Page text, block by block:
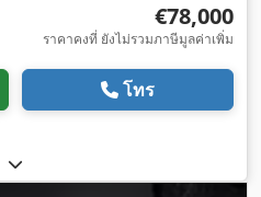
€78,000
ราคาคงที่ ยังไม่รวมภาษีมูลค่าเพิ่ม
โทร